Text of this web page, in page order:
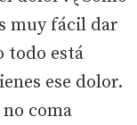
muy fácil dar
todo está
ese dolor.
coma